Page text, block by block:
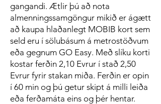
gangandi. Ætlir þú að nota
almenningssamgöngur mikið er ágætt
að kaupa hlaðanlegt MOBIB kort sem
seld eru í sölubásum á metrostöðvum
eða gegnum GO Easy. Með slíku korti
kostar ferðin 2,10 Evrur í stað 2,50
Evrur fyrir stakan miða. Ferðin er opin
í 60 min og þú getur skipt á milli leiða
eða ferðamáta eins og þér hentar.